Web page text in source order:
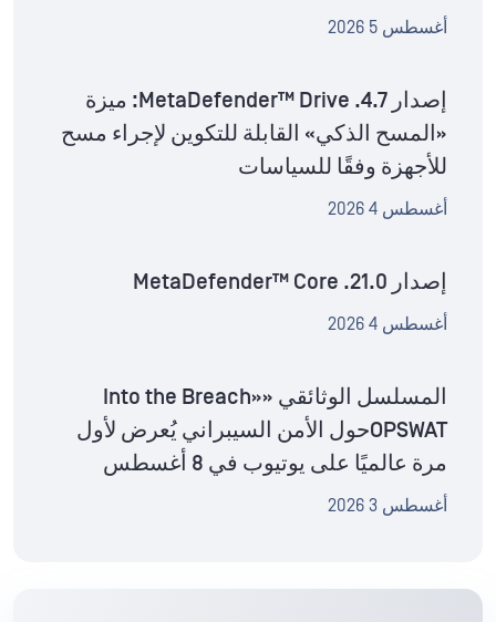
أغسطس 5 2026
إصدار MetaDefender™ Drive .4.7: ميزة
«المسح الذكي» القابلة للتكوين لإجراء مسح
للأجهزة وفقًا للسياسات
أغسطس 4 2026
إصدار MetaDefender™ Core .21.0
أغسطس 4 2026
المسلسل الوثائقي «Into the Breach»
OPSWATحول الأمن السيبراني يُعرض لأول
مرة عالميًا على يوتيوب في 8 أغسطس
أغسطس 3 2026